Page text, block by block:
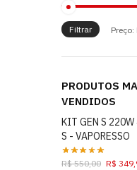
Filtrar Preço:
PRODUTOS
VENDIDOS
KIT GEN S 220W
S - VAPORESSO
R$550,00 R$